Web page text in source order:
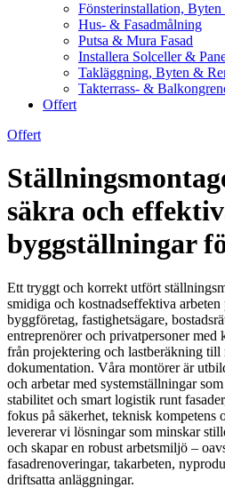
Fönsterinstallation,
Hus- & Fasadmålning
Putsa & Mura Fasad
Installera Solceller &
Takläggning, Byten &
Takterrass- &
Offert
Offert
säkra och
byggställningar
Ett tryggt och korrekt utfört
smidiga och kostnadseffektiva
byggföretag, fastighetsägare,
entreprenörer och privatpersoner med
från projektering och lastberäkning till
dokumentation. Våra montörer är
och arbetar med systemställningar
stabilitet och smart logistik runt
fokus på säkerhet, teknisk kompetens
levererar vi lösningar som minskar
och skapar en robust arbetsmiljö –
fasadrenoveringar, takarbeten,
driftsatta anläggningar.